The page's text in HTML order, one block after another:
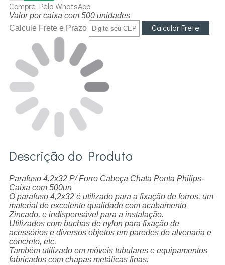
Compre Pelo WhatsApp
Valor por caixa com 500 unidades
Calcule Frete e Prazo
Descrição do Produto
Parafuso 4.2x32 P/ Forro Cabeça Chata Ponta Philips-
Caixa com 500un
O parafuso 4,2x32 é utilizado para a fixação de forros, um
material de excelente qualidade com acabamento
Zincado, e indispensável para a instalação.
Utilizados com buchas de nylon para fixação de
acessórios e diversos objetos em paredes de alvenaria e
concreto, etc.
Também utilizado em móveis tubulares e equipamentos
fabricados com chapas metálicas finas.